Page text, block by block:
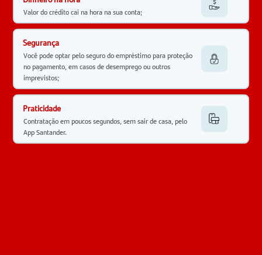
Valor do crédito cai na hora na sua conta;
Segurança
Você pode optar pelo seguro do empréstimo para proteção
no pagamento, em casos de desemprego ou outros
imprevistos;
Praticidade
Contratação em poucos segundos, sem sair de casa, pelo
App Santander.